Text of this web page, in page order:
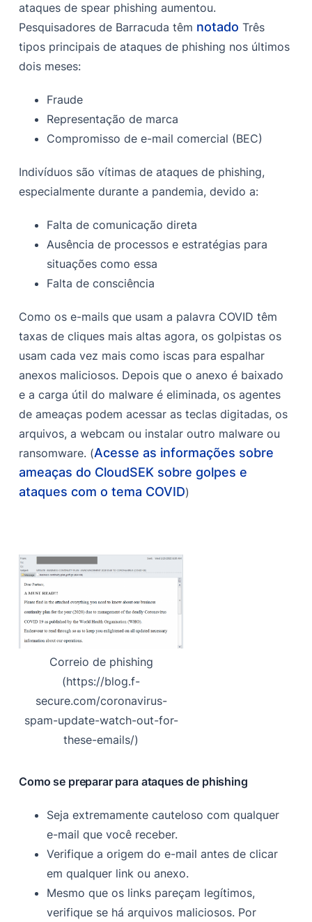
ataques de spear phishing aumentou.
Pesquisadores de Barracuda têm notado Três
tipos principais de ataques de phishing nos últimos
dois meses:
Fraude
Representação de marca
Compromisso de e-mail comercial (BEC)
Indivíduos são vítimas de ataques de phishing,
especialmente durante a pandemia, devido a:
Falta de comunicação direta
Ausência de processos e estratégias para
situações como essa
Falta de consciência
Como os e-mails que usam a palavra COVID têm
taxas de cliques mais altas agora, os golpistas os
usam cada vez mais como iscas para espalhar
anexos maliciosos. Depois que o anexo é baixado
e a carga útil do malware é eliminada, os agentes
de ameaças podem acessar as teclas digitadas, os
arquivos, a webcam ou instalar outro malware ou
ransomware. (Acesse as informações sobre
ameaças do CloudSEK sobre golpes e
ataques com o tema COVID)
Correio de phishing
(https://blog.f-
secure.com/coronavirus-
spam-update-watch-out-for-
these-emails/)
Como se preparar para ataques de phishing
Seja extremamente cauteloso com qualquer
e-mail que você receber.
Verifique a origem do e-mail antes de clicar
em qualquer link ou anexo.
Mesmo que os links pareçam legítimos,
verifique se há arquivos maliciosos. Por